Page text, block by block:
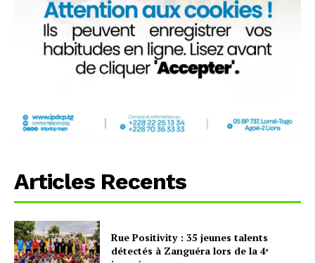
Articles Recents
Rue Positivity : 35 jeunes talents
détectés à Zanguéra lors de la 4ᵉ